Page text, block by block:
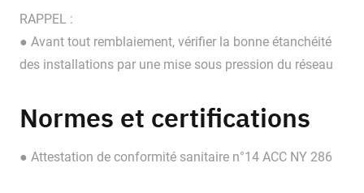
RAPPEL :
● Avant tout remblaiement, vérifier la bonne étanchéité
des installations par une mise sous pression du réseau
Normes et certifications
● Attestation de conformité sanitaire n°14 ACC NY 286